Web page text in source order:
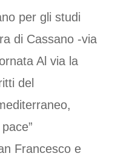
per gli studi
di Cassano -via
Al via la
del
Francesco e